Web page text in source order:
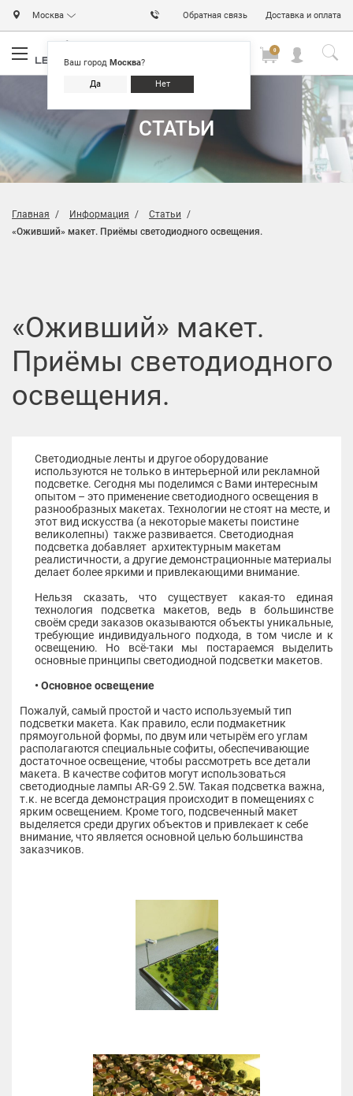
Москва
Ваш город Москва?
Да Нет
Обратная связь Доставка и оплата
0
СТАТЬИ
Главная Информация
Статьи
«Оживший» макет. Приёмы светодиодного освещения.
«Оживший» макет.
Приёмы светодиодного
освещения.
Светодиодные ленты и другое оборудование
используются не только в интерьерной или рекламной
подсветке. Сегодня мы поделимся с Вами интересным
опытом – это применение светодиодного освещения в
разнообразных макетах. Технологии не стоят на месте, и
этот вид искусства (а некоторые макеты поистине
великолепны) также развивается. Светодиодная
подсветка добавляет архитектурным макетам
реалистичности, а другие демонстрационные материалы
делает более яркими и привлекающими внимание.
Нельзя сказать, что существует какая-то единая
технология подсветка макетов, ведь в большинстве
своём среди заказов оказываются объекты уникальные,
требующие индивидуального подхода, в том числе и к
освещению. Но всё-таки мы постараемся выделить
основные принципы светодиодной подсветки макетов.
• Основное освещение
Пожалуй, самый простой и часто используемый тип
подсветки макета. Как правило, если подмакетник
прямоугольной формы, по двум или четырём его углам
располагаются специальные софиты, обеспечивающие
достаточное освещение, чтобы рассмотреть все детали
макета. В качестве софитов могут использоваться
светодиодные лампы AR-G9 2.5W. Такая подсветка важна,
т.к. не всегда демонстрация происходит в помещениях с
ярким освещением. Кроме того, подсвеченный макет
выделяется среди других объектов и привлекает к себе
внимание, что является основной целью большинства
заказчиков.